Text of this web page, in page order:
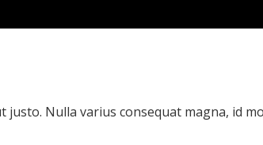
Nulla varius consequat magna, id